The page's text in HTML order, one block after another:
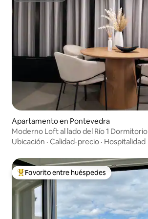
Apartamento en Pontevedra
Moderno Loft al lado del Río 1 Dormitorio
Ubicación · Calidad-precio · Hospitalidad
Favorito entre huéspedes preferido
Favorito entre huéspedes